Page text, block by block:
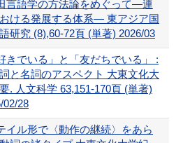
言語学の方法論をめぐって―連
ける発展する体系― 東アジア国
研究 (8),60-72頁 (単著) 2026/03
きでいる」と「友だちでいる」 :
と名詞のアスペクト 大東文化大
. 人文科学 63,151-170頁 (単著)
02/28
イル形で〈動作の継続〉をあら